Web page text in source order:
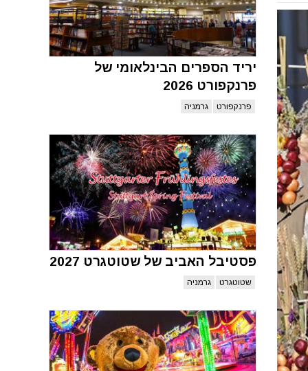
יריד הספרים הבינלאומי של
פרנקפורט 2026
פרנקפורט גרמניה
פסטיבל האביב של שטוטגרט 2027
שטוטגרט גרמניה